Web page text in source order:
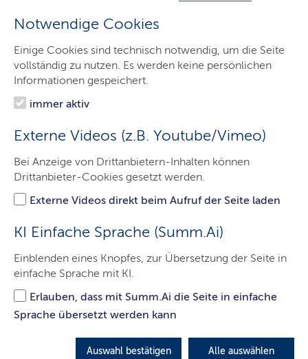
Notwendige Cookies
Einige Cookies sind technisch notwendig, um die Seite
vollständig zu nutzen. Es werden keine persönlichen
Informationen gespeichert.
immer aktiv
Externe Videos (z.B. Youtube/Vimeo)
Bei Anzeige von Drittanbietern-Inhalten können
Drittanbieter-Cookies gesetzt werden.
Externe Videos direkt beim Aufruf der Seite laden
KI Einfache Sprache (Summ.Ai)
Einblenden eines Knopfes, zur Übersetzung der Seite in
einfache Sprache mit KI.
Erlauben, dass mit Summ.Ai die Seite in einfache
Sprache übersetzt werden kann
Auswahl bestätigen Alle auswählen
NORTORF. Bei einem Bauprojekt in Nortorf entsteht mit
Hilfe der Sozialen Wohnraumförderung neuer
bezahlbarer Wohnraum. Für 15 neue Wohneinheiten
stehen insgesamt 3,7 Millionen Euro Fördermittel von
Bund und Land bereit, wobei der Großteil Landesmittel
sind. Die Mieten bei diesen Wohnungen werden
zwischen 6,50 Euro und 8,00 Euro pro Quadratmeter
liegen.
Beim heutigen (2. Oktober) Richtfest in Nortorf lobte
Innenministerin Sabine Sütterlin-Waack das
zukunftsweisende Projekt: "Hier entsteht etwas
Baugenossenschaft Mittelholstein (bgm) auf eine
Holz mit Beton, Stahl oder anderen Baustoffen. Dieses
Konzept verbindet das Beste aus zwei Welten: die
ökologische Qualität des Holzes und die Stabilität der
Bedarfe an Beton, Ziegeln und Stahl deutlich reduziert.
Das spart CO₂-Emissionen und schont Ressourcen."